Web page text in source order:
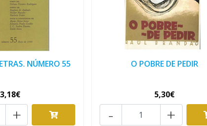
NÚMERO 55
3,18€
+
O POBRE DE PEDIR
5,30€
+
-